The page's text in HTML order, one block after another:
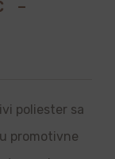
–
poliester sa
promotivne